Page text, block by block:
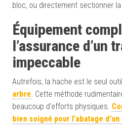
bloc, ou directement sectionner la
Équipement
l’assurance d’un
impeccable
Autrefois, la hache est le seul
arbre. Cette méthode
beaucoup d’efforts physiques.
bien soigné pour l’abatage